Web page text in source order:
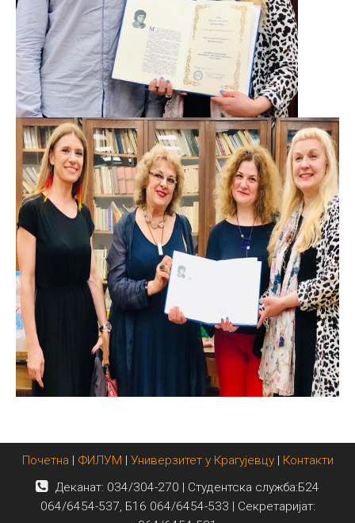
Почетна | ФИЛУМ | Универзитет у Крагујевцу| Контакти
Деканат: 034/304-270 | Студентска служба:Б24
064/6454-537, Б16 064/6454-533 | Секретаријат: